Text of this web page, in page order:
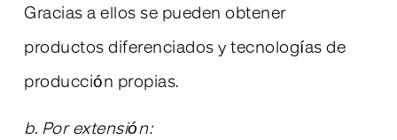
Gracias a ellos se pueden obtener
productos diferenciados y tecnologías de
producción propias.
b. Por extensión: